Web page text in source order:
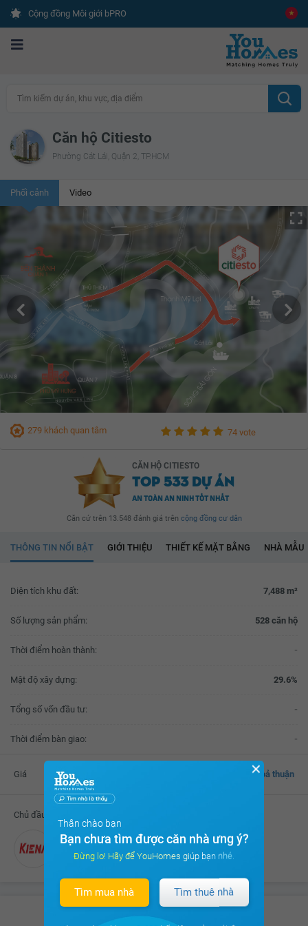
Cộng đồng Môi giới bPRO
Tìm kiếm dự án, khu vực, địa điểm
Căn hộ Citiesto
Phường Cát Lái, Quận 2, TP.HCM
Phối cảnh Video
279 khách quan tâm 74 vote
CĂN HỘ CITIESTO
TOP 533 DỰ ÁN
AN TOÀN AN NINH TỐT NHẤT
Căn cứ trên 13.548 đánh giá trên cộng đồng cư dân
THÔNG TIN NỔI BẬT GIỚI THIỆU THIẾT KẾ MẶT BẰNG NHÀ MẪU
Diện tích khu đất: 7,488 m²
Số lượng sản phẩm: 528 căn hộ
Thời điểm hoàn thành: -
Mật độ xây dựng: 29.6%
Tổng số vốn đầu tư: -
Thời điểm bàn giao: -
Giá Thoả thuận
Chủ đầu tư
Công ty CP Kiến Á
✕
Thân chào bạn
Bạn chưa tìm được căn nhà ưng ý?
Đừng lo! Hãy để YouHomes giúp bạn nhé.
Tìm mua nhà Tìm thuê nhà